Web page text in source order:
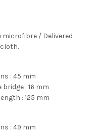
microfibre / Delivered
: 45 mm
: 16 mm
: 125 mm
: 49 mm